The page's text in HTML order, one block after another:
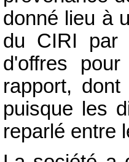
donné lieu à
du CIRI par
d'offres
rapport,
puisque les
reparlé entre